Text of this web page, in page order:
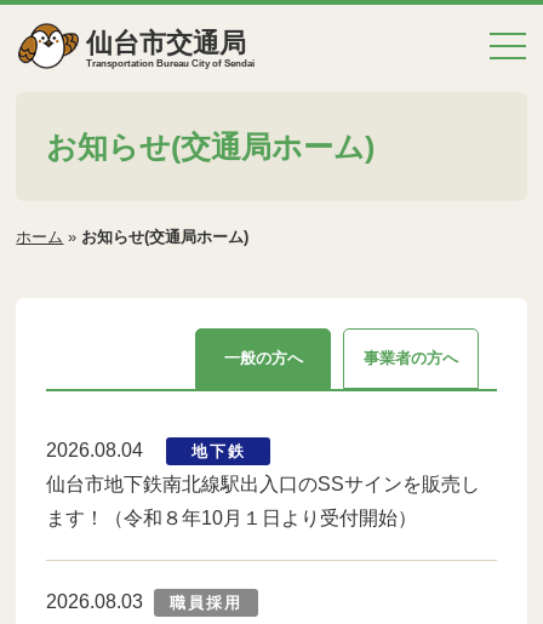
仙台市交通局
Transportation Bureau City of Sendai
お知らせ(交通局ホーム)
ホーム » お知らせ(交通局ホーム)
一般の方へ 事業者の方へ
2026.08.04 地下鉄
仙台市地下鉄南北線駅出入口のSSサインを販売し
ます！（令和８年10月１日より受付開始）
2026.08.03 職員採用